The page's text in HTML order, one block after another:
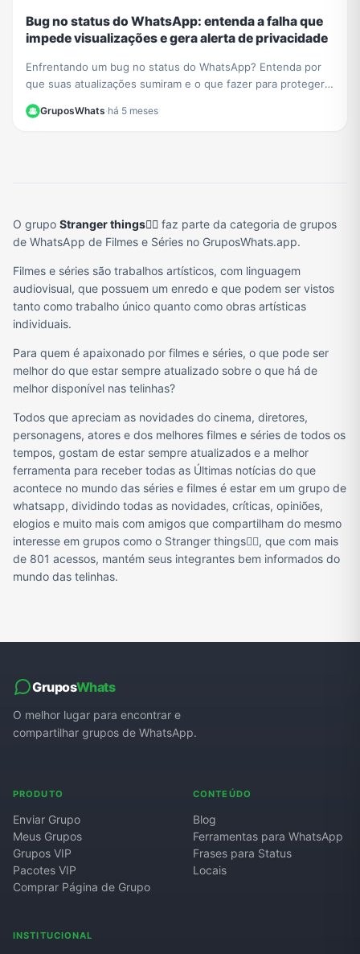
Bug no status do WhatsApp: entenda a falha que
impede visualizações e gera alerta de privacidade
Enfrentando um bug no status do WhatsApp? Entenda por
que suas atualizações sumiram e o que fazer para proteger
GruposWhats·há 5 meses
O grupo Stranger things🚴‍♂️ faz parte da categoria de grupos
de WhatsApp de Filmes e Séries no GruposWhats.app.
Filmes e séries são trabalhos artísticos, com linguagem
audiovisual, que possuem um enredo e que podem ser vistos
tanto como trabalho único quanto como obras artísticas
individuais.
Para quem é apaixonado por filmes e séries, o que pode ser
melhor do que estar sempre atualizado sobre o que há de
melhor disponível nas telinhas?
Todos que apreciam as novidades do cinema, diretores,
personagens, atores e dos melhores filmes e séries de todos os
tempos, gostam de estar sempre atualizados e a melhor
ferramenta para receber todas as Últimas notícias do que
acontece no mundo das séries e filmes é estar em um grupo de
whatsapp, dividindo todas as novidades, críticas, opiniões,
elogios e muito mais com amigos que compartilham do mesmo
interesse em grupos como o Stranger things🚴‍♂️, que com mais
de 801 acessos, mantém seus integrantes bem informados do
mundo das telinhas.
GruposWhats
O melhor lugar para encontrar e
compartilhar grupos de WhatsApp.
PRODUTO
Enviar Grupo
Meus Grupos
Grupos VIP
Pacotes VIP
Comprar Página de Grupo
CONTEÚDO
Blog
Ferramentas para WhatsApp
Frases para Status
Locais
INSTITUCIONAL